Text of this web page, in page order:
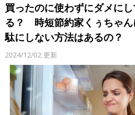
買ったのに使わずにダメに
る？ 時短節約家くぅちゃん
駄にしない方法はあるの？
2024/12/02 更新